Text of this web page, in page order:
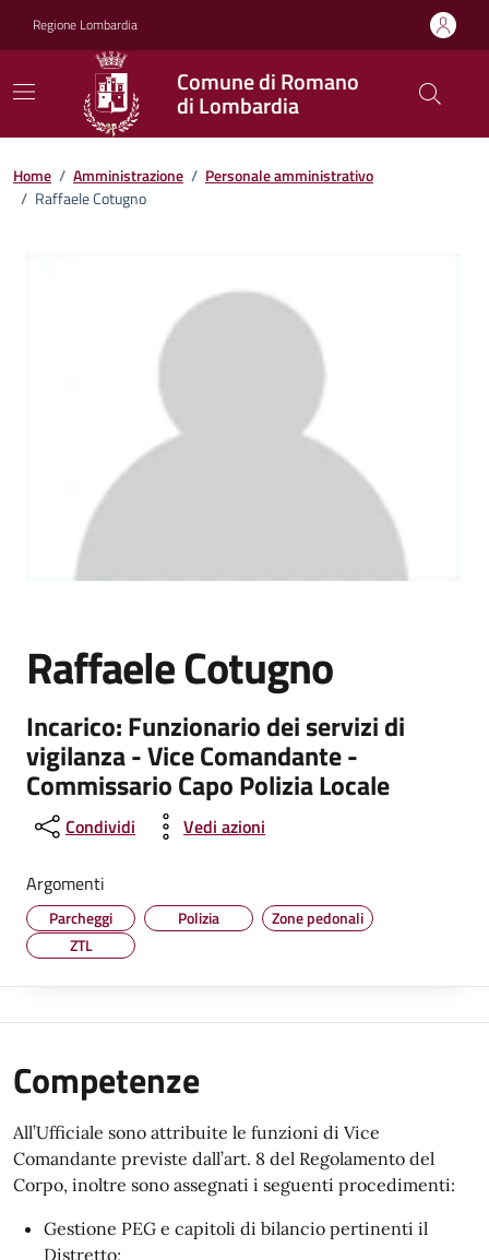
Regione Lombardia
Comune di Romano
di Lombardia
Home / Amministrazione / Personale amministrativo
/ Raffaele Cotugno
Raffaele Cotugno
Incarico: Funzionario dei servizi di
vigilanza - Vice Comandante -
Commissario Capo Polizia Locale
Condividi Vedi azioni
Argomenti
Parcheggi Polizia
Zone pedonali
ZTL
Competenze
All’Ufficiale sono attribuite le funzioni di Vice
Comandante previste dall’art. 8 del Regolamento del
Corpo, inoltre sono assegnati i seguenti procedimenti:
Gestione PEG e capitoli di bilancio pertinenti il
Distretto;